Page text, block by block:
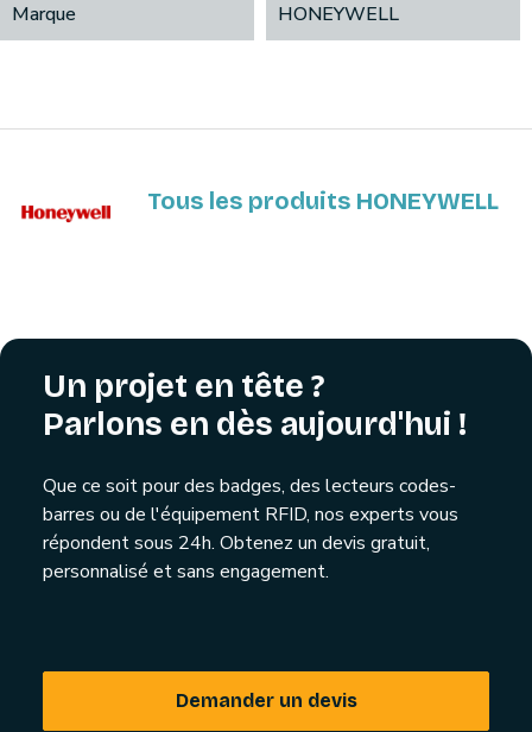
Marque HONEYWELL
Tous les produits HONEYWELL
Un projet en tête ?
Parlons en dès aujourd'hui !
Que ce soit pour des badges, des lecteurs codes-
barres ou de l'équipement RFID, nos experts vous
répondent sous 24h. Obtenez un devis gratuit,
personnalisé et sans engagement.
Demander un devis